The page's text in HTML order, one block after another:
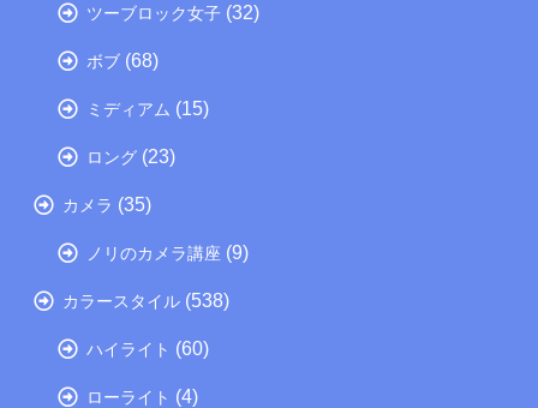
ツーブロック女子 (32)
ボブ (68)
ミディアム (15)
ロング (23)
カメラ (35)
ノリのカメラ講座 (9)
カラースタイル (538)
ハイライト (60)
ローライト (4)